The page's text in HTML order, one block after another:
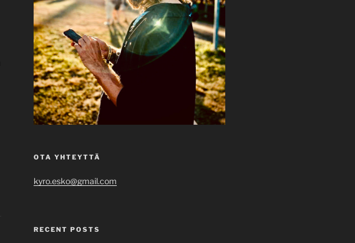
OTA YHTEYTTÄ
kyro.esko@gmail.com
RECENT POSTS